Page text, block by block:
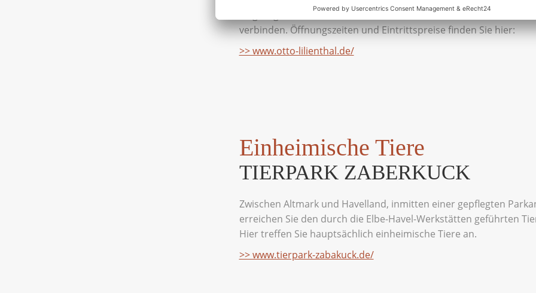
Flugzeugs mit einem Besuch in dem Lilienthal-Centrum in Stölln
verbinden. Öffnungszeiten und Eintrittspreise finden Sie hier:
>> www.otto-lilienthal.de/
Einheimische Tiere
TIERPARK ZABERKUCK
Zwischen Altmark und Havelland, inmitten einer gepflegten
erreichen Sie den durch die Elbe-Havel-Werkstätten geführten
Hier treffen Sie hauptsächlich einheimische Tiere an.
>> www.tierpark-zabakuck.de/